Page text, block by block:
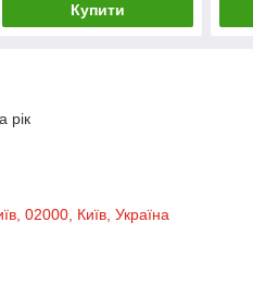
Купити
рік
02000, Київ, Україна